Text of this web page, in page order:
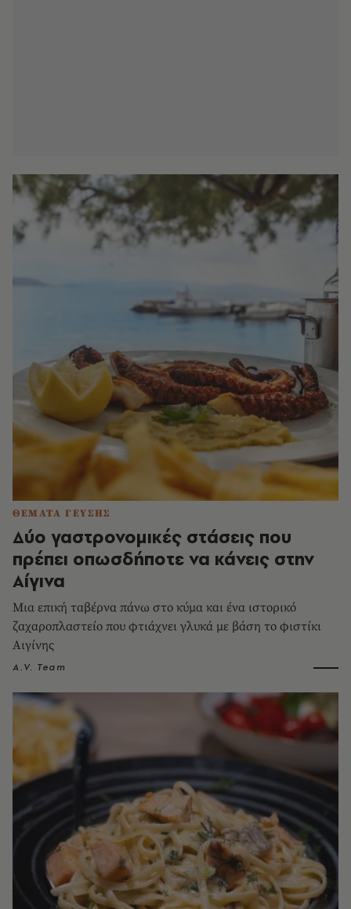
ΘΕΜΑΤΑ ΓΕΥΣΗΣ
Δύο γαστρονομικές στάσεις που
πρέπει οπωσδήποτε να κάνεις στην
Αίγινα
Μια επική ταβέρνα πάνω στο κύμα και ένα ιστορικό
ζαχαροπλαστείο που φτιάχνει γλυκά με βάση το φιστίκι
Αιγίνης
A.V. Team